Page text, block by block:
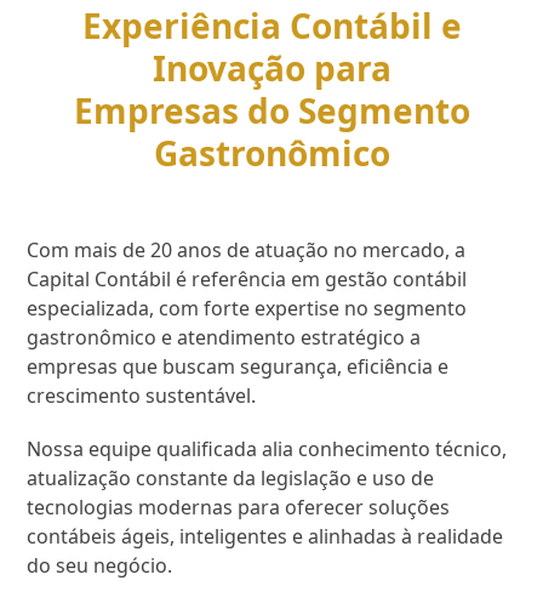
Experiência Contábil e
Inovação para
Empresas do Segmento
Gastronômico
Com mais de 20 anos de atuação no mercado, a
Capital Contábil é referência em gestão contábil
especializada, com forte expertise no segmento
gastronômico e atendimento estratégico a
empresas que buscam segurança, eficiência e
crescimento sustentável.
Nossa equipe qualificada alia conhecimento técnico,
atualização constante da legislação e uso de
tecnologias modernas para oferecer soluções
contábeis ágeis, inteligentes e alinhadas à realidade
do seu negócio.